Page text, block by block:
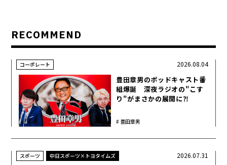
RECOMMEND
コーポレート
豊田章男のポッドキャスト番
組爆誕 深夜ラジオの"こす
り"がまさかの展開に⁈
豊田章男
2026.08.04
スポーツ 中日スポーツ×トヨタイムズ 2026.07.31